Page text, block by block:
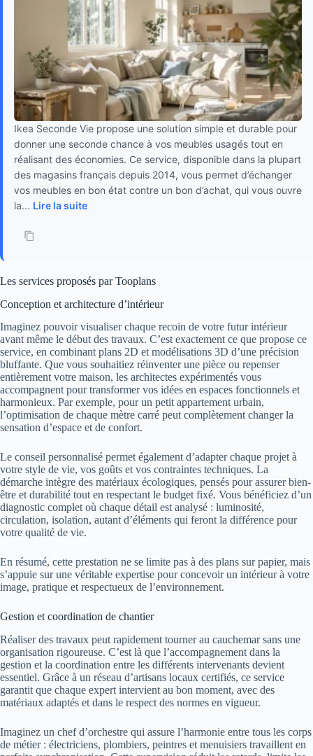
Ikea Seconde Vie propose une solution simple et durable pour
donner une seconde chance à vos meubles usagés tout en
réalisant des économies. Ce service, disponible dans la plupart
des magasins français depuis 2014, vous permet d’échanger
vos meubles en bon état contre un bon d’achat, qui vous ouvre
la... Lire la suite
Les services proposés par Tooplans
Conception et architecture d’intérieur
Imaginez pouvoir visualiser chaque recoin de votre futur intérieur
avant même le début des travaux. C’est exactement ce que propose ce
service, en combinant plans 2D et modélisations 3D d’une précision
bluffante. Que vous souhaitiez réinventer une pièce ou repenser
entièrement votre maison, les architectes expérimentés vous
accompagnent pour transformer vos idées en espaces fonctionnels et
harmonieux. Par exemple, pour un petit appartement urbain,
l’optimisation de chaque mètre carré peut complètement changer la
sensation d’espace et de confort.
Le conseil personnalisé permet également d’adapter chaque projet à
votre style de vie, vos goûts et vos contraintes techniques. La
démarche intègre des matériaux écologiques, pensés pour assurer bien-
être et durabilité tout en respectant le budget fixé. Vous bénéficiez d’un
diagnostic complet où chaque détail est analysé : luminosité,
circulation, isolation, autant d’éléments qui feront la différence pour
votre qualité de vie.
En résumé, cette prestation ne se limite pas à des plans sur papier, mais
s’appuie sur une véritable expertise pour concevoir un intérieur à votre
image, pratique et respectueux de l’environnement.
Gestion et coordination de chantier
Réaliser des travaux peut rapidement tourner au cauchemar sans une
organisation rigoureuse. C’est là que l’accompagnement dans la
gestion et la coordination entre les différents intervenants devient
essentiel. Grâce à un réseau d’artisans locaux certifiés, ce service
garantit que chaque expert intervient au bon moment, avec des
matériaux adaptés et dans le respect des normes en vigueur.
Imaginez un chef d’orchestre qui assure l’harmonie entre tous les corps
de métier : électriciens, plombiers, peintres et menuisiers travaillent en